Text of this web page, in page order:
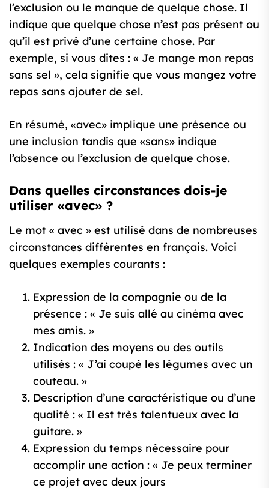
l’exclusion ou le manque de quelque chose. Il
indique que quelque chose n’est pas présent ou
qu’il est privé d’une certaine chose. Par
exemple, si vous dites : « Je mange mon repas
sans sel », cela signifie que vous mangez votre
repas sans ajouter de sel.
En résumé, «avec» implique une présence ou
une inclusion tandis que «sans» indique
l’absence ou l’exclusion de quelque chose.
Dans quelles circonstances dois-je
utiliser «avec» ?
Le mot « avec » est utilisé dans de nombreuses
circonstances différentes en français. Voici
quelques exemples courants :
Expression de la compagnie ou de la
présence : « Je suis allé au cinéma avec
mes amis. »
Indication des moyens ou des outils
utilisés : « J’ai coupé les légumes avec un
couteau. »
Description d’une caractéristique ou d’une
qualité : « Il est très talentueux avec la
guitare. »
Expression du temps nécessaire pour
accomplir une action : « Je peux terminer
ce projet avec deux jours